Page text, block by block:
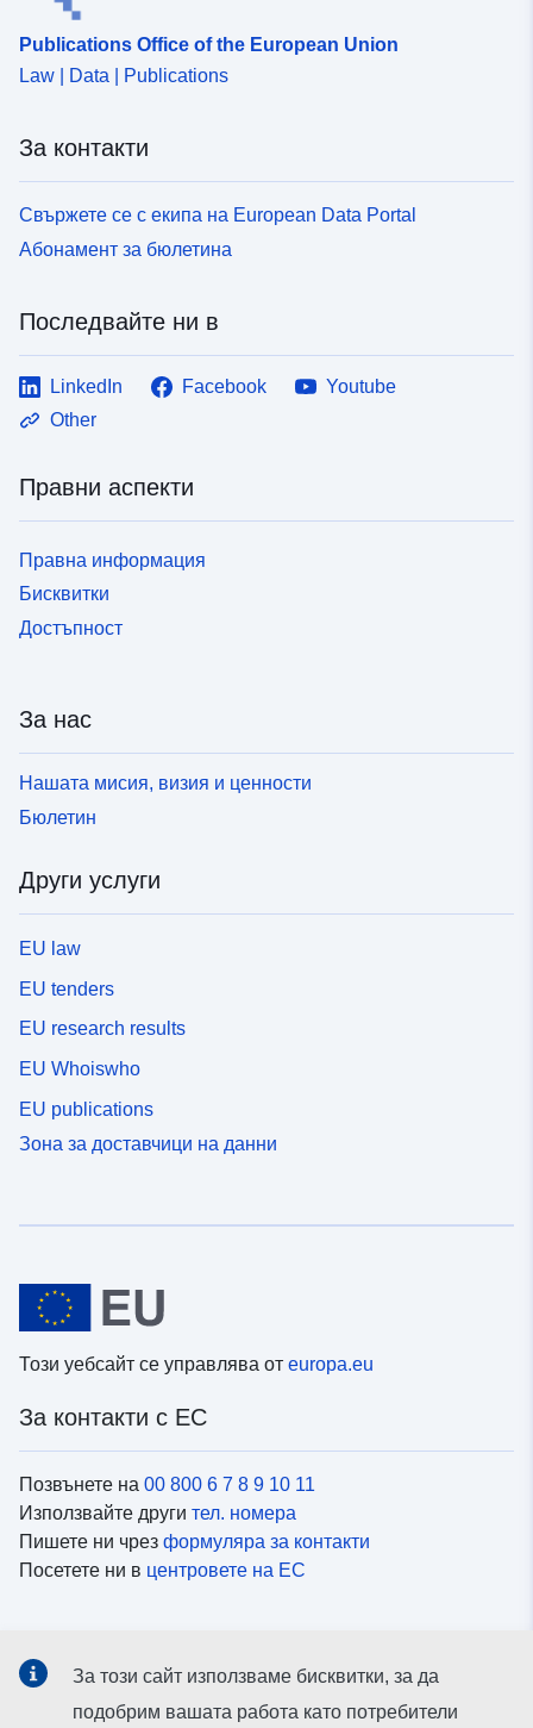
Publications Office of the European Union
Law | Data | Publications
За контакти
Свържете се с екипа на European Data Portal
Абонамент за бюлетина
Последвайте ни в
LinkedIn Facebook
Youtube
Other
Правни аспекти
Правна информация
Бисквитки
Достъпност
За нас
Нашата мисия, визия и ценности
Бюлетин
Други услуги
EU law
EU tenders
EU research results
EU Whoiswho
EU publications
Зона за доставчици на данни
Този уебсайт се управлява от europa.eu
За контакти с ЕС
Позвънете на 00 800 6 7 8 9 10 11
Използвайте други тел. номера
Пишете ни чрез формуляра за контакти
Посетете ни в центровете на ЕС
Вижте профили на ЕС в социалните медии
За този сайт използваме бисквитки, за да
подобрим вашата работа като потребители